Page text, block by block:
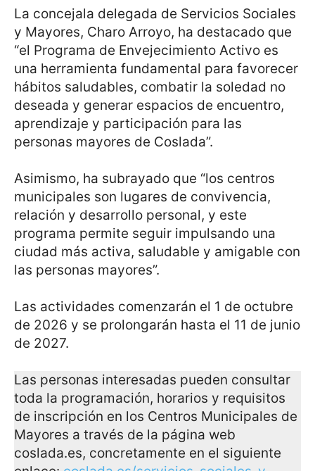
La concejala delegada de Servicios Sociales
y Mayores, Charo Arroyo, ha destacado que
“el Programa de Envejecimiento Activo es
una herramienta fundamental para favorecer
hábitos saludables, combatir la soledad no
deseada y generar espacios de encuentro,
aprendizaje y participación para las
personas mayores de Coslada”.
Asimismo, ha subrayado que “los centros
municipales son lugares de convivencia,
relación y desarrollo personal, y este
programa permite seguir impulsando una
ciudad más activa, saludable y amigable con
las personas mayores”.
Las actividades comenzarán el 1 de octubre
de 2026 y se prolongarán hasta el 11 de junio
de 2027.
Las personas interesadas pueden consultar
toda la programación, horarios y requisitos
de inscripción en los Centros Municipales de
Mayores a través de la página web
coslada.es, concretamente en el siguiente